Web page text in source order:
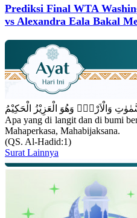
Prediksi Final WTA
vs Alexandra Eala Bakal
وَالْاَرْضِۚ وَهُوَ الْعَزِيْزُ الْحَكِيْمُ
Apa yang di langit dan di bumi
Mahaperkasa, Mahabijaksana.
(QS. Al-Hadid:1)
Surat Lainnya